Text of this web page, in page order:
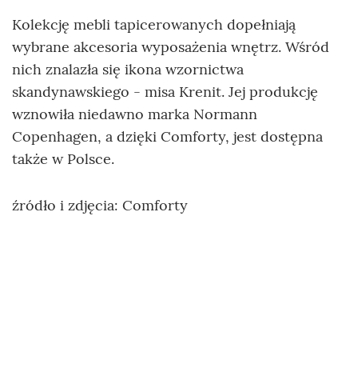
Kolekcję mebli tapicerowanych dopełniają
wybrane akcesoria wyposażenia wnętrz. Wśród
nich znalazła się ikona wzornictwa
skandynawskiego - misa Krenit. Jej produkcję
wznowiła niedawno marka Normann
Copenhagen, a dzięki Comforty, jest dostępna
także w Polsce.
źródło i zdjęcia: Comforty